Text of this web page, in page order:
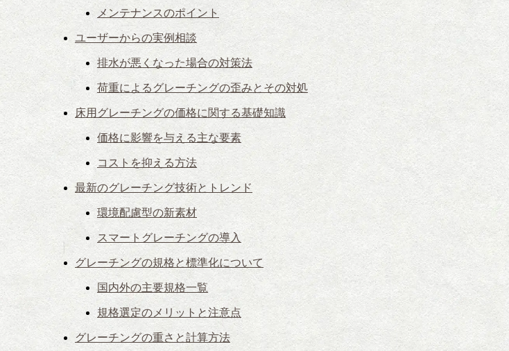
メンテナンスのポイント
ユーザーからの実例相談
排水が悪くなった場合の対策法
荷重によるグレーチングの歪みとその対処
床用グレーチングの価格に関する基礎知識
価格に影響を与える主な要素
コストを抑える方法
最新のグレーチング技術とトレンド
環境配慮型の新素材
スマートグレーチングの導入
グレーチングの規格と標準化について
国内外の主要規格一覧
規格選定のメリットと注意点
グレーチングの重さと計算方法